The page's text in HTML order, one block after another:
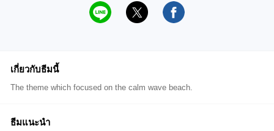
เกี่ยวกับธีมนี้
The theme which focused on the calm wave beach.
ธีมแนะนำ